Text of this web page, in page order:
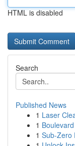
HTML is disabled
Search
Published News
1 Laser
1
1 Sub-Zero